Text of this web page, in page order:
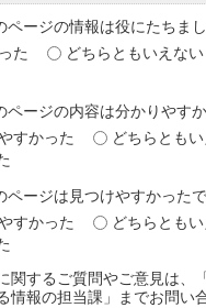
ページの情報は役にたちま
た
どちらともいえない
ページの内容は分かりやす
すかった
どちらとも
ページは見つけやすかった
すかった
どちらとも
関するご質問やご意見は、
情報の担当課」までお問い